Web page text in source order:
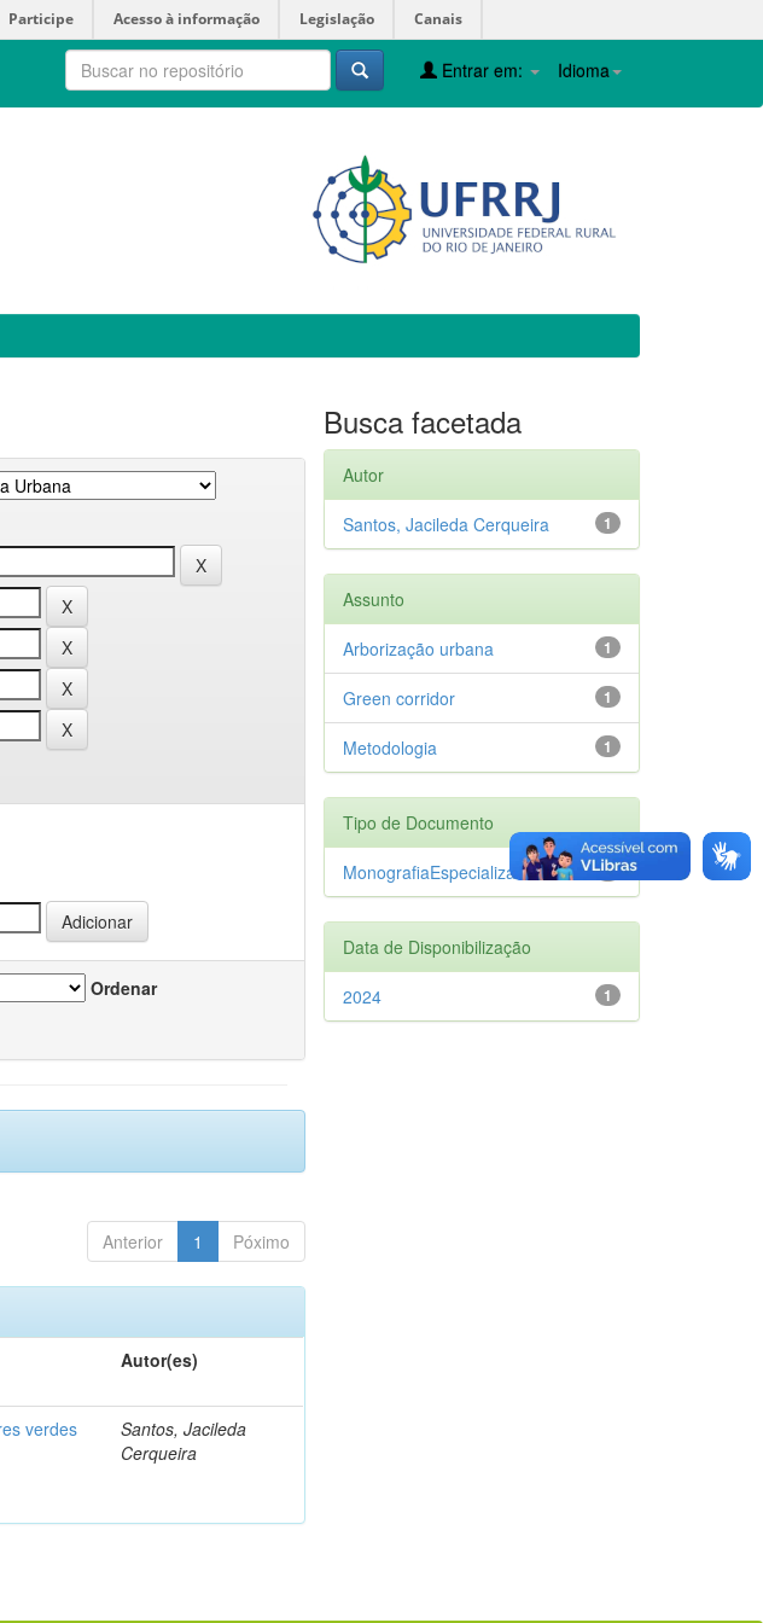
Participe Acesso à informação Legislação Canais
Idioma
Entrar em:
Ordenar
Anterior 1 Póximo
Autor(es)
verdes
Santos, Jacileda
Cerqueira
Busca facetada
Autor
1
Santos, Jacileda Cerqueira
Assunto
1
Arborização urbana
1
Green corridor
1
Metodologia
Tipo de Documento
1
MonografiaEspecializacao
Data de Disponibilização
1
2024